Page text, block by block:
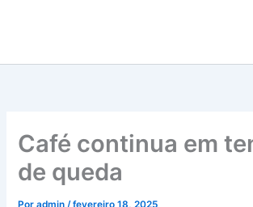
conteúdo
Café continua em
de queda